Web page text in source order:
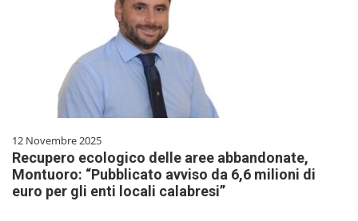
12 Novembre 2025
Recupero ecologico delle aree abbandonate,
Montuoro: “Pubblicato avviso da 6,6 milioni di
euro per gli enti locali calabresi”